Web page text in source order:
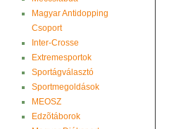
Magyar Antidopping
Csoport
Inter-Crosse
Extremesportok
Sportágválasztó
Sportmegoldások
MEOSZ
Edzõtáborok